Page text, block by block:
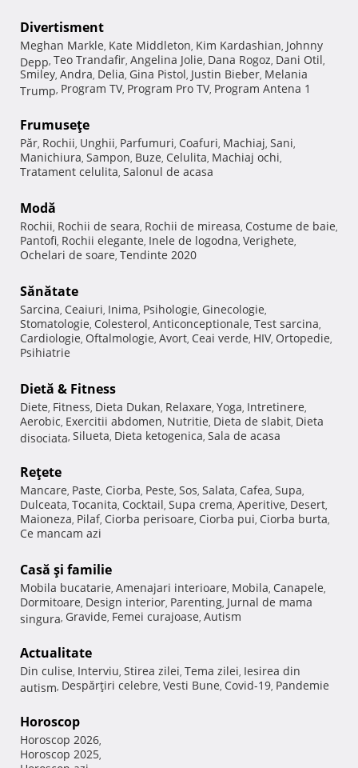
Divertisment
Meghan Markle, Kate Middleton, Kim Kardashian, Johnny
Depp, Teo Trandafir, Angelina Jolie, Dana Rogoz, Dani Otil,
Smiley, Andra, Delia, Gina Pistol, Justin Bieber, Melania
Trump, Program TV, Program Pro TV, Program Antena 1
Frumuseţe
Păr, Rochii, Unghii, Parfumuri, Coafuri, Machiaj, Sani,
Manichiura, Sampon, Buze, Celulita, Machiaj ochi,
Tratament celulita, Salonul de acasa
Modă
Rochii, Rochii de seara, Rochii de mireasa, Costume de baie,
Pantofi, Rochii elegante, Inele de logodna, Verighete,
Ochelari de soare, Tendinte 2020
Sănătate
Sarcina, Ceaiuri, Inima, Psihologie, Ginecologie,
Stomatologie, Colesterol, Anticonceptionale, Test sarcina,
Cardiologie, Oftalmologie, Avort, Ceai verde, HIV, Ortopedie,
Psihiatrie
Dietă & Fitness
Diete, Fitness, Dieta Dukan, Relaxare, Yoga, Intretinere,
Aerobic, Exercitii abdomen, Nutritie, Dieta de slabit, Dieta
disociata, Silueta, Dieta ketogenica, Sala de acasa
Reţete
Mancare, Paste, Ciorba, Peste, Sos, Salata, Cafea, Supa,
Dulceata, Tocanita, Cocktail, Supa crema, Aperitive, Desert,
Maioneza, Pilaf, Ciorba perisoare, Ciorba pui, Ciorba burta,
Ce mancam azi
Casă şi familie
Mobila bucatarie, Amenajari interioare, Mobila, Canapele,
Dormitoare, Design interior, Parenting, Jurnal de mama
singura, Gravide, Femei curajoase, Autism
Actualitate
Din culise, Interviu, Stirea zilei, Tema zilei, Iesirea din
autism, Despărţiri celebre, Vesti Bune, Covid-19, Pandemie
Horoscop
Horoscop 2026,
Horoscop 2025,